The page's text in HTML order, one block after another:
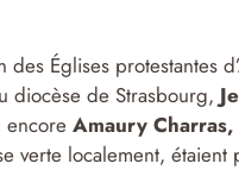
Églises protestantes
diocèse de Strasbourg,
encore Amaury Charras,
verte localement, étaient